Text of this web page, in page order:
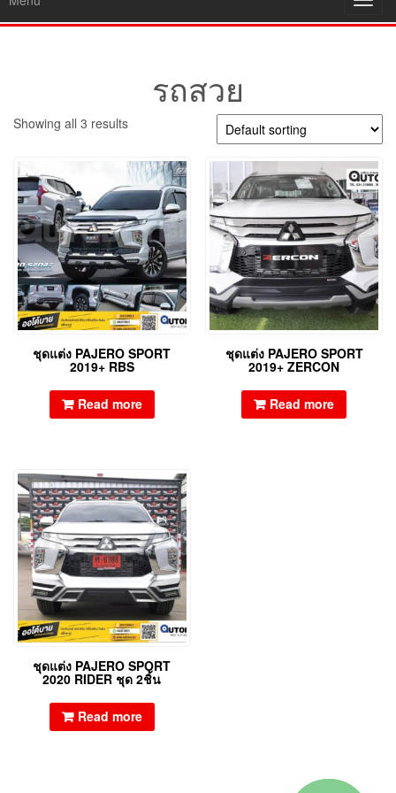
รถสวย
Showing all 3 results
ชุดแต่ง PAJERO SPORT
2019+ RBS
Read more
ชุดแต่ง PAJERO SPORT
2019+ ZERCON
Read more
ชุดแต่ง PAJERO SPORT
2020 RIDER ชุด 2ชิ้น
Read more